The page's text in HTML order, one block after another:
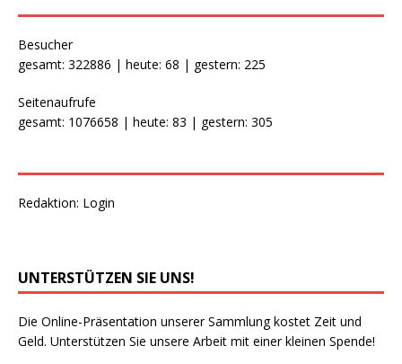
Besucher
gesamt: 322886 | heute: 68 | gestern: 225
Seitenaufrufe
gesamt: 1076658 | heute: 83 | gestern: 305
Redaktion: Login
UNTERSTÜTZEN SIE UNS!
Die Online-Präsentation unserer Sammlung kostet Zeit und
Geld. Unterstützen Sie unsere Arbeit mit einer kleinen Spende!